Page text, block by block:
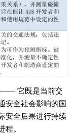
—— 它既是当前交
安全社会影响的国
安全后果进行持续
程。